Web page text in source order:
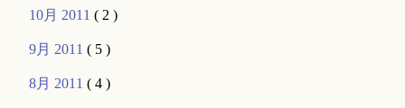
10月 2011( 2 )
9月 2011( 5 )
8月 2011( 4 )